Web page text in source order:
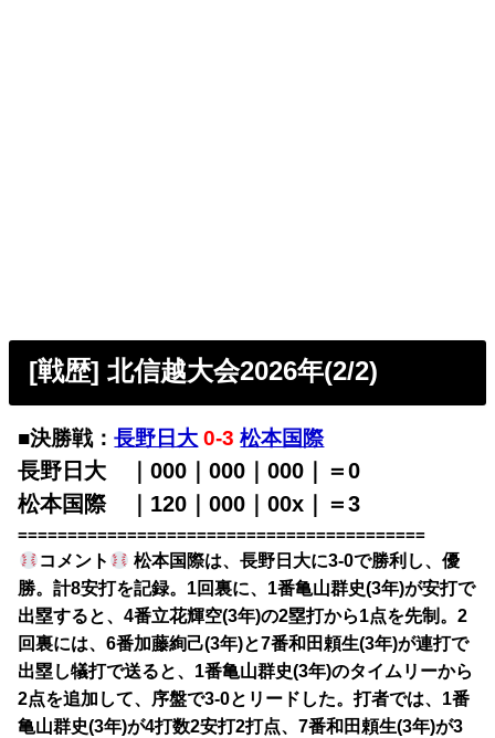
[戦歴] 北信越大会2026年(2/2)
■決勝戦：長野日大 0-3 松本国際
長野日大 ｜000｜000｜000｜＝0
松本国際 ｜120｜000｜00x｜＝3
=========================================
コメント
松本国際は、長野日大に3-0で勝利し、優
勝。計8安打を記録。1回裏に、1番亀山群史(3年)が安打で
出塁すると、4番立花輝空(3年)の2塁打から1点を先制。2
回裏には、6番加藤絢己(3年)と7番和田頼生(3年)が連打で
出塁し犠打で送ると、1番亀山群史(3年)のタイムリーから
2点を追加して、序盤で3-0とリードした。打者では、1番
亀山群史(3年)が4打数2安打2打点、7番和田頼生(3年)が3